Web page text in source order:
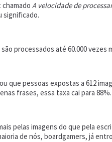
A velocidade de
significado.
processados até 60.000 vezes
que pessoas expostas a 612
frases, essa taxa cai para 88%.
pelas imagens do que pela
de nós, boardgamers, já